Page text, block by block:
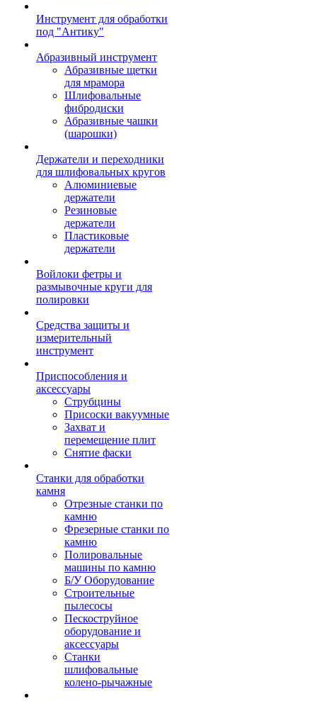
Инструмент для обработки
под "Антику"
Абразивный инструмент
Абразивные щетки
для мрамора
Шлифовальные
фибродиски
Абразивные чашки
(шарошки)
Держатели и переходники
для шлифовальных кругов
Алюминиевые
держатели
Резиновые
держатели
Пластиковые
держатели
Войлоки фетры и
размывочные круги для
полировки
Средства защиты и
измерительный
инструмент
Приспособления и
аксессуары
Струбцины
Присоски вакуумные
Захват и
перемещение плит
Снятие фаски
Станки для обработки
камня
Отрезные станки по
камню
Фрезерные станки по
камню
Полировальные
машины по камню
Б/У Оборудование
Строительные
пылесосы
Пескоструйное
оборудование и
аксессуары
Станки
шлифовальные
колено-рычажные